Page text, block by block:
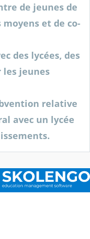
de jeunes de
et de co-
des lycées, des
les jeunes
relative
avec un lycée